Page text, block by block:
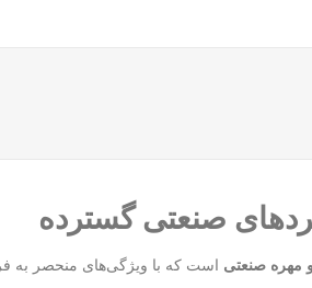
مهره صنعتی است که با ویژگی‌های منحصر به